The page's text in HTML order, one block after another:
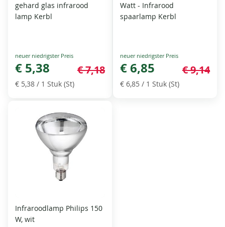
gehard glas infrarood
lamp Kerbl
Special
Price
€ 5,38 € 7,18
€ 5,38 / 1 Stuk (St)
Watt - Infrarood
spaarlamp Kerbl
Special
Price
€ 6,85 € 9,14
€ 6,85 / 1 Stuk (St)
Infraroodlamp Philips 150
W, wit